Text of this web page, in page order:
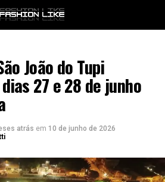
João do Tupi
27 e 28 de junho
atrás em 10 de junho de 2026